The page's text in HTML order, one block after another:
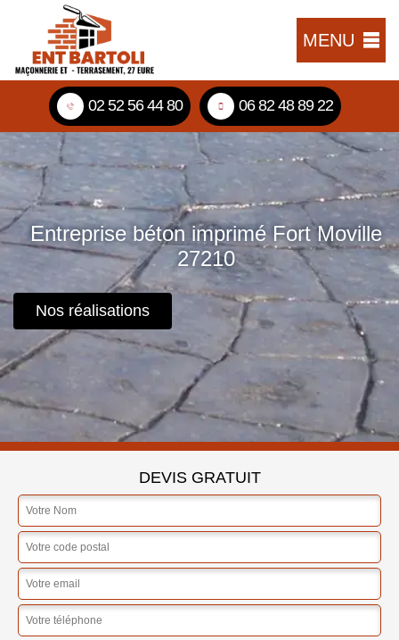
MENU
02 52 56 44 80 06 82 48 89 22
Entreprise béton imprimé Fort Moville
27210
Nos réalisations
DEVIS GRATUIT